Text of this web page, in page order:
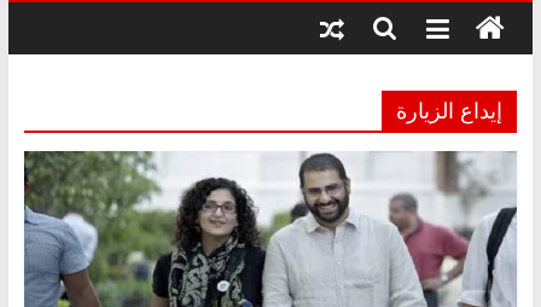
متابعة قضية الدكتور محمد زهران.. ويؤكد:
قرينة البراءة وضمانات المحاكمة العادلة
وتبقى
هي
إيداع الزيارة